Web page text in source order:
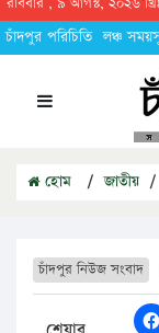
চাঁদপুর পরিচিতি লঞ্চ
হোম / জাতীয় /
চাঁদপুর নিউজ সংবাদ